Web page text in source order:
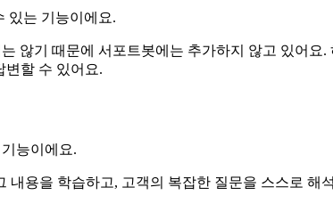
있는 기능이에요.
않기 때문에 서포트봇에는 추가하지 않고 있어요
변할 수 있어요.
능이에요.
내용을 학습하고, 고객의 복잡한 질문을 스스로 해